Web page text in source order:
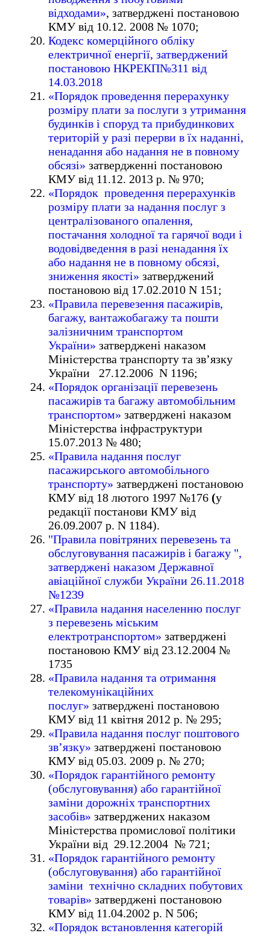
відходами», затверджені постановою
КМУ від 10.12. 2008 № 1070;
Кодекс комерційного обліку
електричної енергії, затверджений
постановою НКРЕКП№311 від
14.03.2018
«Порядок проведення перерахунку
розміру плати за послуги з утримання
будинків і споруд та прибудинкових
територій у разі перерви в їх наданні,
ненадання або надання не в повному
обсязі» затвердженні постановою
КМУ від 11.12. 2013 р. № 970;
«Порядок проведення перерахунків
розміру плати за надання послуг з
централізованого опалення,
постачання холодної та гарячої води і
водовідведення в разі ненадання їх
або надання не в повному обсязі,
зниження якості» затверджений
постановою від 17.02.2010 N 151;
«Правила перевезення пасажирів,
багажу, вантажобагажу та пошти
залізничним транспортом
України» затверджені наказом
Міністерства транспорту та зв’язку
України 27.12.2006 N 1196;
«Порядок організації перевезень
пасажирів та багажу автомобільним
транспортом» затверджені наказом
Міністерства інфраструктури
15.07.2013 № 480;
«Правила надання послуг
пасажирського автомобільного
транспорту» затверджені постановою
КМУ від 18 лютого 1997 №176 (у
редакції постанови КМУ від
26.09.2007 р. N 1184).
"Правила повітряних перевезень та
обслуговування пасажирів і багажу ",
затверджені наказом Державної
авіаційної служби України 26.11.2018
№1239
«Правила надання населенню послуг
з перевезень міським
електротранспортом» затверджені
постановою КМУ від 23.12.2004 №
1735
«Правила надання та отримання
телекомунікаційних
послуг» затверджені постановою
КМУ від 11 квітня 2012 р. № 295;
«Правила надання послуг поштового
зв’язку» затверджені постановою
КМУ від 05.03. 2009 р. № 270;
«Порядок гарантійного ремонту
(обслуговування) або гарантійної
заміни дорожніх транспортних
засобів» затверджених наказом
Міністерства промислової політики
України від 29.12.2004 № 721;
«Порядок гарантійного ремонту
(обслуговування) або гарантійної
заміни технічно складних побутових
товарів» затверджені постановою
КМУ від 11.04.2002 р. N 506;
«Порядок встановлення категорій